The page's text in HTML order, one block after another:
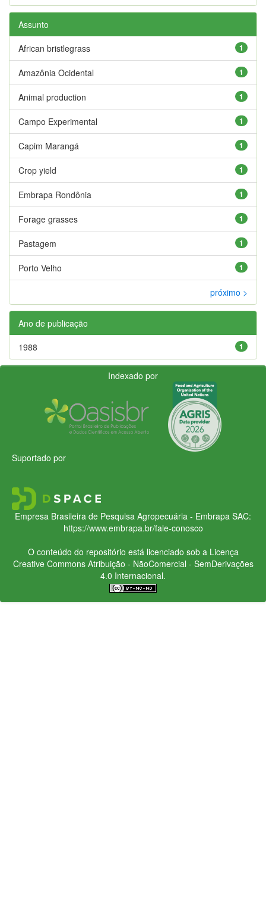
Assunto
1
African bristlegrass
1
Amazônia Ocidental
1
Animal production
1
Campo Experimental
1
Capim Marangá
1
Crop yield
1
Embrapa Rondônia
1
Forage grasses
1
Pastagem
1
Porto Velho
próximo >
Ano de publicação
1
1988
Indexado por
Suportado por
Empresa Brasileira de Pesquisa Agropecuária - Embrapa SAC:
https://www.embrapa.br/fale-conosco
O conteúdo do repositório está licenciado sob a Licença
Creative CommonsAtribuição - NãoComercial - SemDerivações
4.0 Internacional.